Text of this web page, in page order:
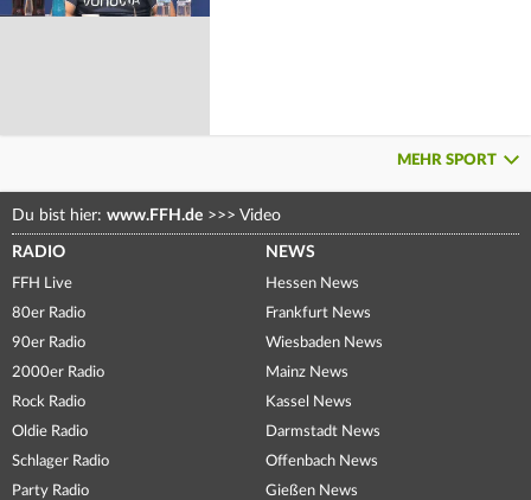
MEHR SPORT
Du bist hier: www.FFH.de >>> Video
RADIO
FFH Live
80er Radio
90er Radio
2000er Radio
Rock Radio
Oldie Radio
Schlager Radio
Party Radio
NEWS
Hessen News
Frankfurt News
Wiesbaden News
Mainz News
Kassel News
Darmstadt News
Offenbach News
Gießen News